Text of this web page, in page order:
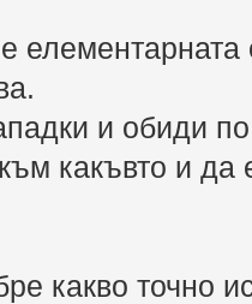
и обиди
какъвто и
какво точно